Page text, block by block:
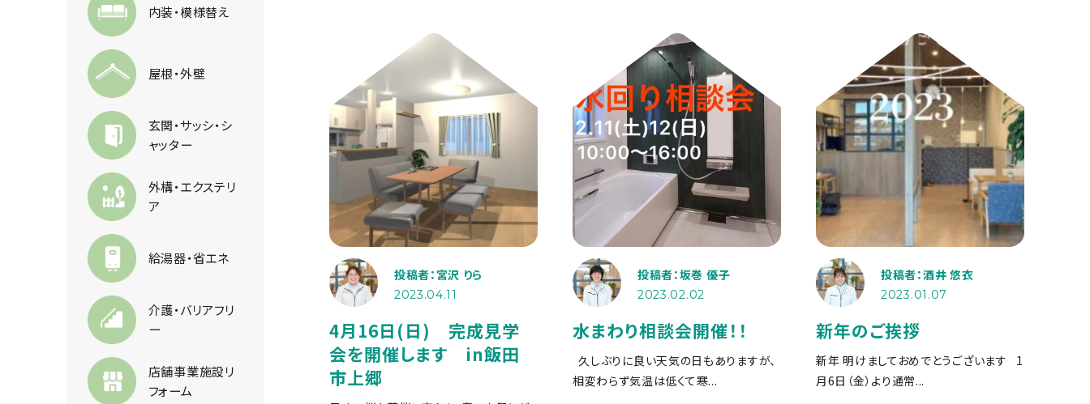
投稿者：宮沢 りら
2023.04.11
4月16日(日) 完成見学
会を開催します in飯田
市上郷
投稿者：坂巻 優子
2023.02.02
水まわり相談会開催！！
久しぶりに良い天気の日もありますが、
相変わらず気温は低くて寒...
投稿者：酒井 悠衣
2023.01.07
新年のご挨拶
新年 明けましておめでとうございます 1
月6日（金）より通常...
内装・模様替え
屋根・外壁
玄関・サッシ・シ
ャッター
外構・エクステリ
ア
給湯器・省エネ
介護・バリアフリ
ー
店舗事業施設リ
フォーム